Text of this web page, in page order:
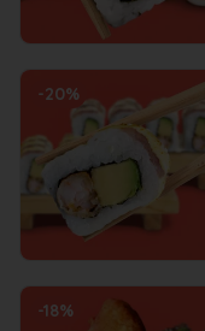
-20%
-18%